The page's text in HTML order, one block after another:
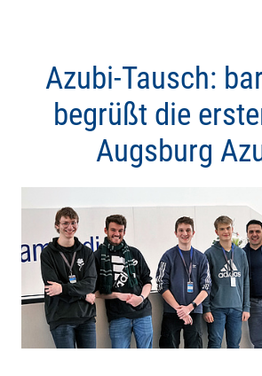
Azubi-Tausch:
begrüßt die
Augsburg